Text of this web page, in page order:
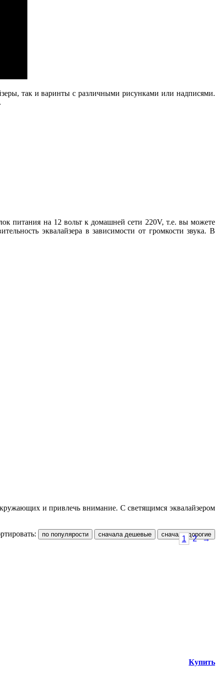
так и варинты с различными рисунками или надписями.
питания на 12 вольт к домашней сети 220V, т.е. вы можете
эквалайзера в зависимости от громкости звука. В
и привлечь внимание. С светящимся эквалайзером
1 2 →
Купить